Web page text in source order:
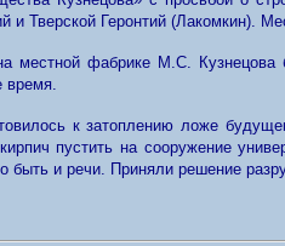
и Тверской Геронтий (Лакомкин).
местной фабрике М.С.
время.
к затоплению ложе
пустить на сооружение
быть и речи. Приняли решение